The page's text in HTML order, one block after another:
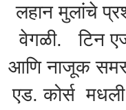
लहान मुलांचे
वेगळी. टिन
आणि नाजूक
एड. कोर्स